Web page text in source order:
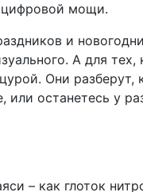
цифровой мощи.
и
А для тех,
Они разберут,
останетесь у
– как глоток